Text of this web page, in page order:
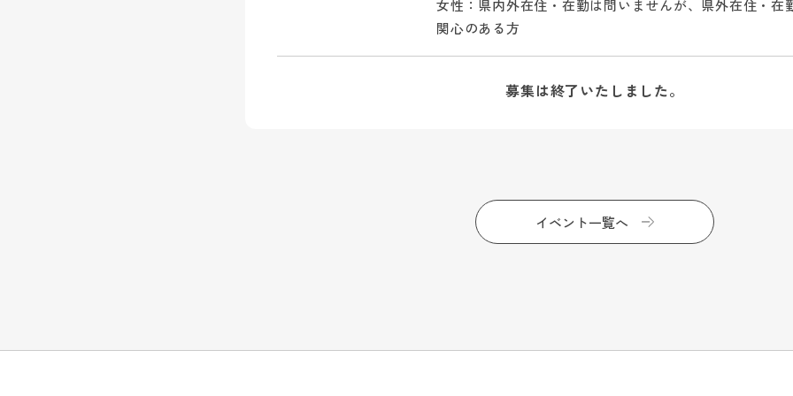
女性：県内外在住・在勤は問いませんが、県外在住・在
関心のある方
募集は終了いたしました。
イベント一覧へ